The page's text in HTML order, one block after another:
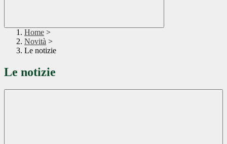
Home >
Novità >
Le notizie
Le notizie